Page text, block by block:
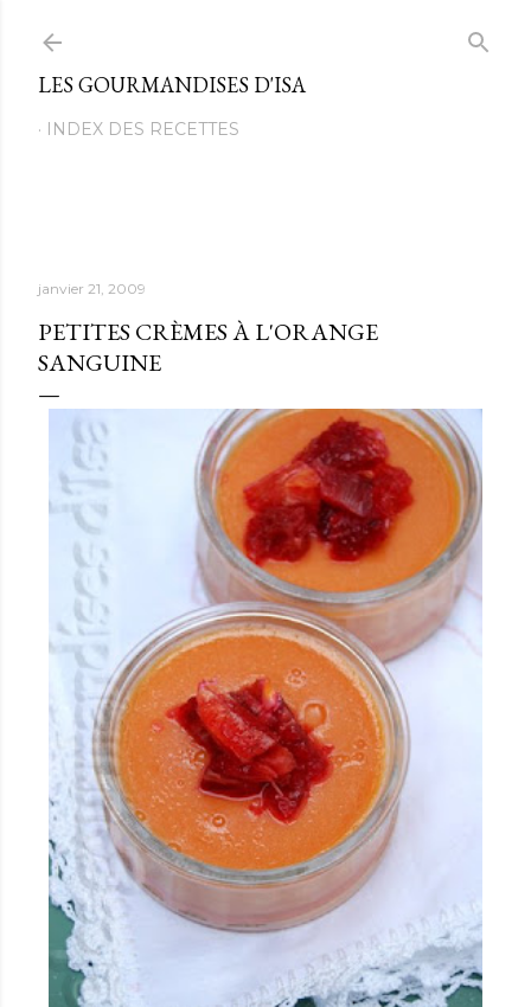
LES GOURMANDISES D'ISA
INDEX DES RECETTES
janvier 21, 2009
PETITES CRÈMES À L'ORANGE
SANGUINE